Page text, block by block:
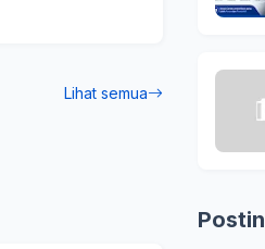
Lihat semua